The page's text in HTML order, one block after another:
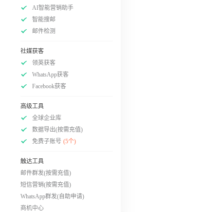
AI智能营销助手
智能搜邮
邮件检测
社媒获客
领英获客
WhatsApp获客
Facebook获客
高级工具
全球企业库
数据导出(按需充值)
免费子账号 (5个)
触达工具
邮件群发(按需充值)
短信营销(按需充值)
WhatsApp群发(自助申请)
商机中心